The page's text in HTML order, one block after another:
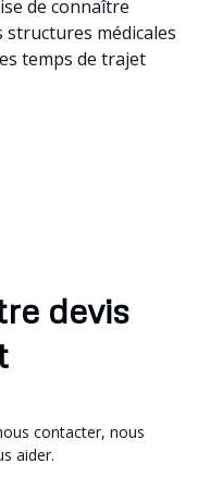
de connaître
médicales
temps de trajet
devis
contacter, nous
aider.